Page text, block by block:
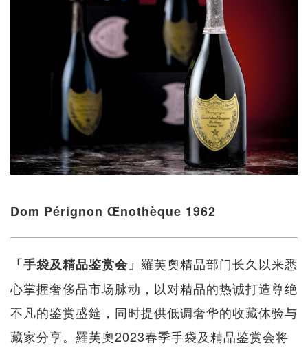
Dom Pérignon Œnothèque 1962
「手袋及精品鉴赏会」 羅芙奧精品部门长久以来悉
心掌握奢侈品市场脉动，以对精品的热诚打造尊绝
不凡的鉴赏盛筵，同时提供低调奢华的收藏体验与
藏家分享。羅芙奧2023春季手袋及精品鉴赏会将